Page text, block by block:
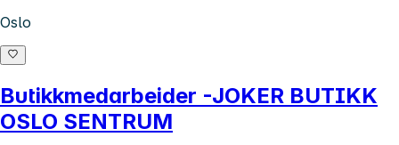
Oslo
Butikkmedarbeider -JOKER BUTIKK
OSLO SENTRUM